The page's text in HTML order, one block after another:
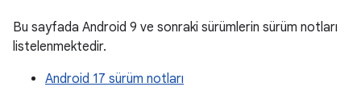
Bu sayfada Android 9 ve sonraki sürümlerin sürüm notları
listelenmektedir.
Android 17 sürüm notları